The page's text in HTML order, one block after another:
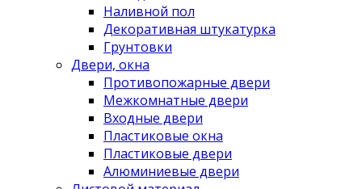
Наливной пол
Декоративная штукатурка
Грунтовки
Двери, окна
Противопожарные двери
Межкомнатные двери
Входные двери
Пластиковые окна
Пластиковые двери
Алюминиевые двери